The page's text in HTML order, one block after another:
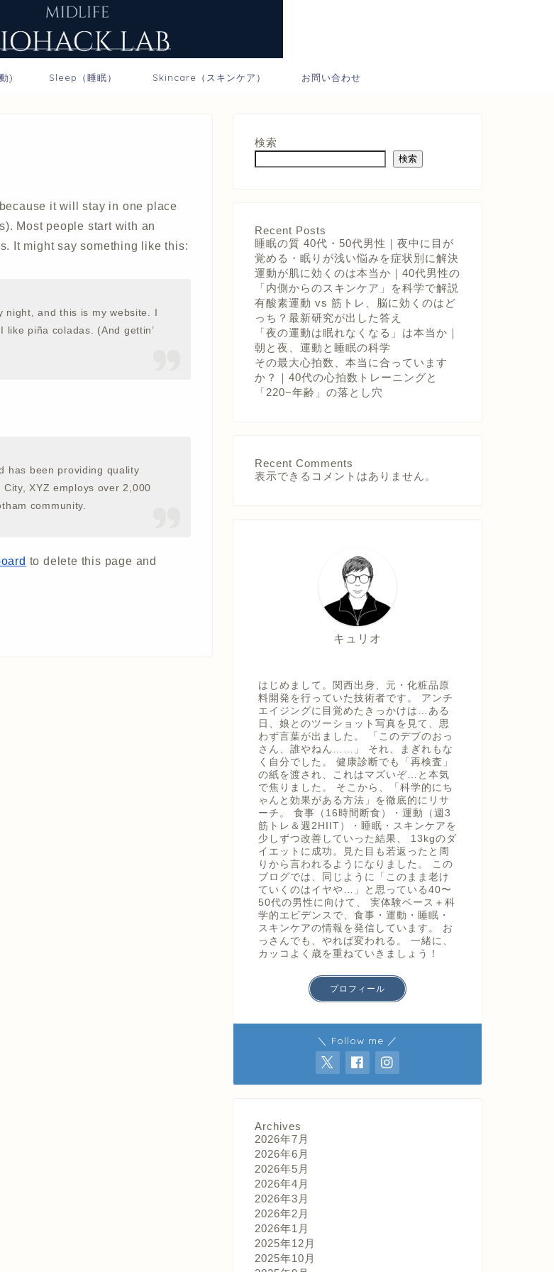
) Sleep（睡眠） Skincare（スキンケア） お問い合わせ
it will stay in one place
Most people start with an
It might say something like this:
night, and this is my website. I
piña coladas. (And gettin’
has been providing quality
XYZ employs over 2,000
community.
to delete this page and
検索
検索
Recent Posts
睡眠の質 40代・50代男性｜夜中に目が
覚める・眠りが浅い悩みを症状別に解決
運動が肌に効くのは本当か｜40代男性の
「内側からのスキンケア」を科学で解説
有酸素運動 vs 筋トレ、脳に効くのはど
っち？最新研究が出した答え
「夜の運動は眠れなくなる」は本当か｜
朝と夜、運動と睡眠の科学
その最大心拍数、本当に合っています
か？｜40代の心拍数トレーニングと
「220−年齢」の落とし穴
Recent Comments
表示できるコメントはありません。
キュリオ
はじめまして。関西出身、元・化粧品原
料開発を行っていた技術者です。 アンチ
エイジングに目覚めたきっかけは…ある
日、娘とのツーショット写真を見て、思
わず言葉が出ました。 「このデブのおっ
さん、誰やねん……」 それ、まぎれもな
く自分でした。 健康診断でも「再検査」
の紙を渡され、これはマズいぞ…と本気
で焦りました。 そこから、「科学的にち
ゃんと効果がある方法」を徹底的にリサ
ーチ。 食事（16時間断食）・運動（週3
筋トレ＆週2HIIT）・睡眠・スキンケアを
少しずつ改善していった結果、 13kgのダ
イエットに成功。見た目も若返ったと周
りから言われるようになりました。 この
ブログでは、同じように「このまま老け
ていくのはイヤや…」と思っている40〜
50代の男性に向けて、 実体験ベース＋科
学的エビデンスで、食事・運動・睡眠・
スキンケアの情報を発信しています。 お
っさんでも、やれば変われる。 一緒に、
カッコよく歳を重ねていきましょう！
プロフィール
＼ Follow me ／
Archives
2026年7月
2026年6月
2026年5月
2026年4月
2026年3月
2026年2月
2026年1月
2025年12月
2025年10月